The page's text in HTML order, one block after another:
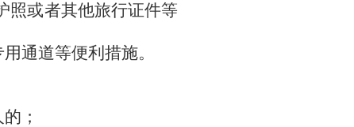
照或者其他旅行证件等
通道等便利措施。
；